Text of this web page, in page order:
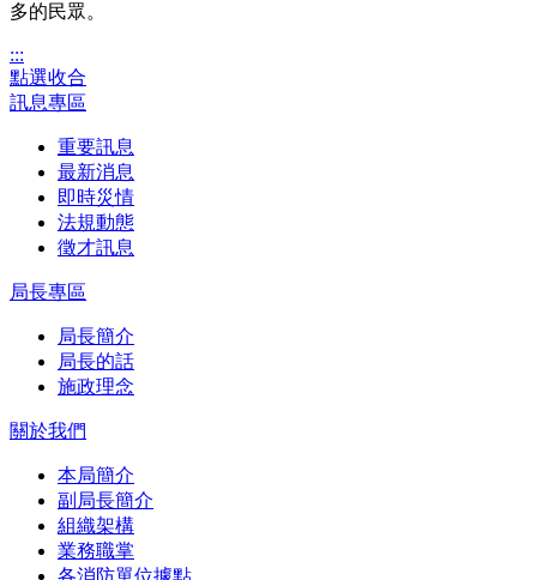
多的民眾。
:::
點選收合
訊息專區
重要訊息
最新消息
即時災情
法規動態
徵才訊息
局長專區
局長簡介
局長的話
施政理念
關於我們
本局簡介
副局長簡介
組織架構
業務職掌